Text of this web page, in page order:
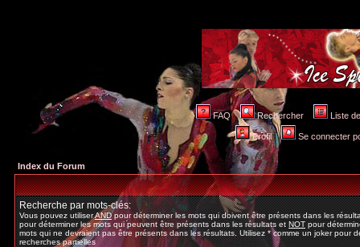
FAQ Rechercher Liste
Profil Se connecter
Index du Forum
Recherche par mots-clés:
Vous pouvez utiliserANDpour déterminer les mots qui doivent être présents dans les
pour déterminer les mots qui peuvent être présents dans les résultats etNOTpour
mots qui ne devraient pas être présents dans les résultats. Utilisez * comme un joker pour
recherches partielles